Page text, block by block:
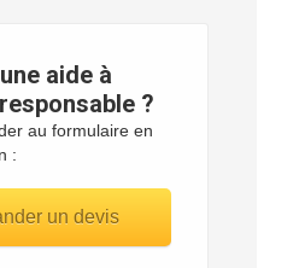
aide à
?
au formulaire en
:
un devis